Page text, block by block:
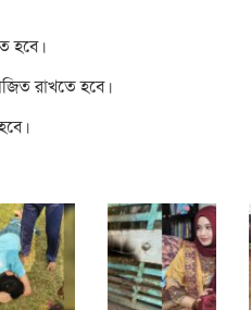
হবে।
রাখতে হবে।